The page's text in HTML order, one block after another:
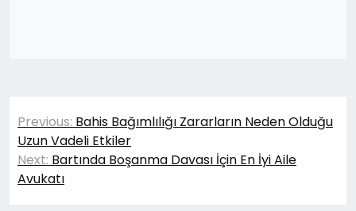
Yazı
gezinmesi
Previous: Bahis Bağımlılığı Zararların Neden Olduğu
Uzun Vadeli Etkiler
Next: Bartında Boşanma Davası İçin En İyi Aile
Avukatı